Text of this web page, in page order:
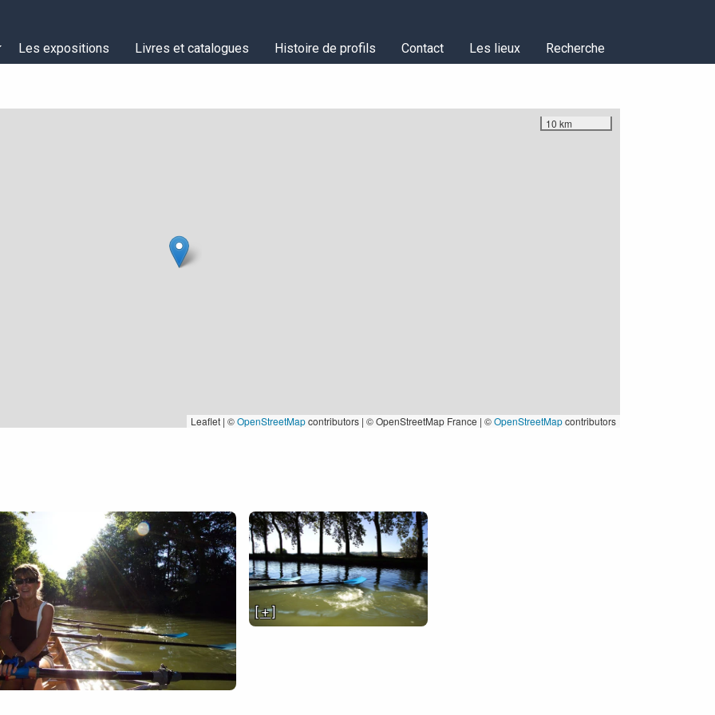
Les expositions Livres et catalogues Histoire de profils Contact Les lieux Recherche
10 km
Leaflet | ©OpenStreetMapcontributors | © OpenStreetMap France | ©OpenStreetMapcontributors
[ + ]